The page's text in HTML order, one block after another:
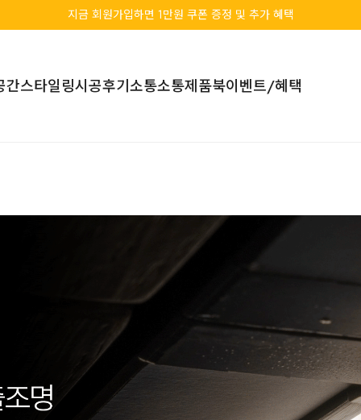
지금 회원가입하면 1만원 쿠폰 증정 및 추가 혜택
간스타일링시공후기소통소통제품북이벤트/혜택